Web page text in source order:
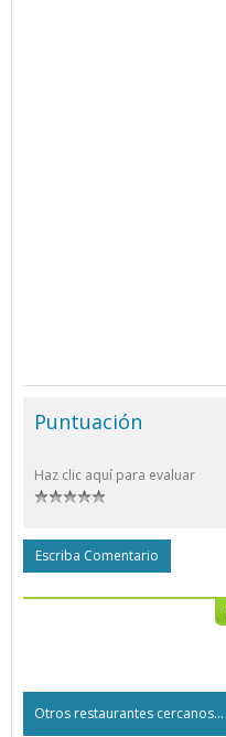
Puntuación
Haz clic aquí para evaluar
Escriba Comentario
Otros restaurantes cercanos...